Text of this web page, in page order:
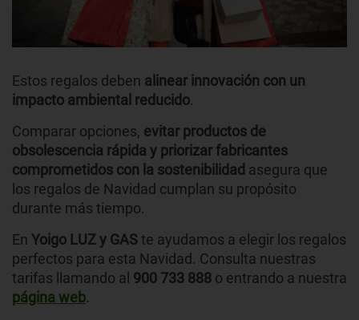
Estos regalos deben alinear innovación con un
impacto ambiental reducido.
Comparar opciones, evitar productos de
obsolescencia rápida y priorizar fabricantes
comprometidos con la sostenibilidad asegura que
los regalos de Navidad cumplan su propósito
durante más tiempo.
En Yoigo LUZ y GASte ayudamos a elegir los regalos
perfectos para esta Navidad. Consulta nuestras
tarifas llamando al 900 733 888 o entrando a nuestra
página web.